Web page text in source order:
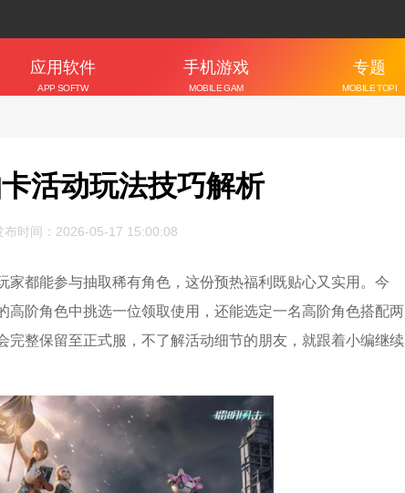
应用软件
APP SOFTW
手机游戏
MOBILE GAM
专题
MOBILE TOPI
活动玩法技巧解析
布时间：2026-05-17 15:00:08
都能参与抽取稀有角色，这份预热福利既贴心又实用。今
阶角色中挑选一位领取使用，还能选定一名高阶角色搭配两
整保留至正式服，不了解活动细节的朋友，就跟着小编继续